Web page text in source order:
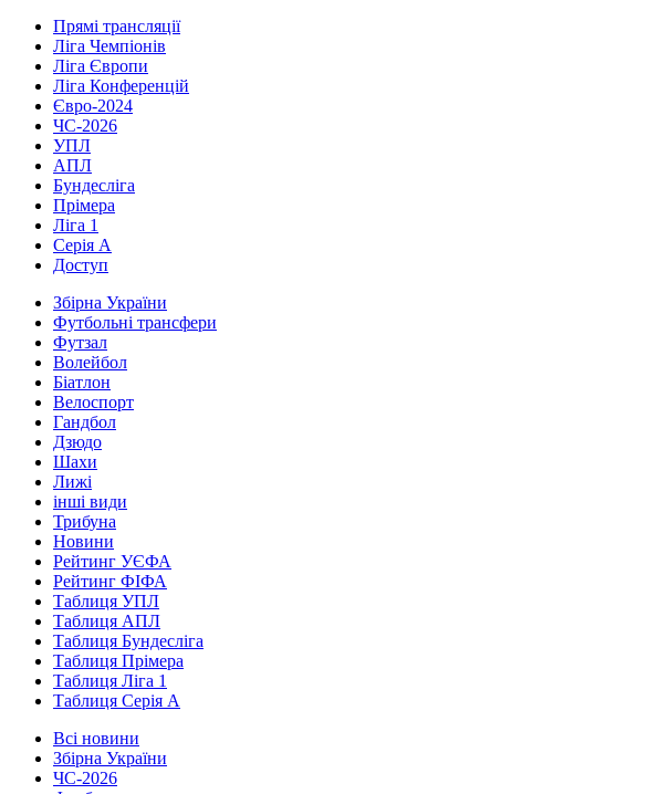
Прямі трансляції
Ліга Чемпіонів
Ліга Європи
Ліга Конференцій
Євро-2024
ЧС-2026
УПЛ
АПЛ
Бундесліга
Прімера
Ліга 1
Серія А
Доступ
Збірна України
Футбольні трансфери
Футзал
Волейбол
Біатлон
Велоспорт
Гандбол
Дзюдо
Шахи
Лижі
інші види
Трибуна
Новини
Рейтинг УЄФА
Рейтинг ФІФА
Таблиця УПЛ
Таблиця АПЛ
Таблиця Бундесліга
Таблиця Прімера
Таблиця Ліга 1
Таблиця Серія А
Всі новини
Збірна України
ЧС-2026